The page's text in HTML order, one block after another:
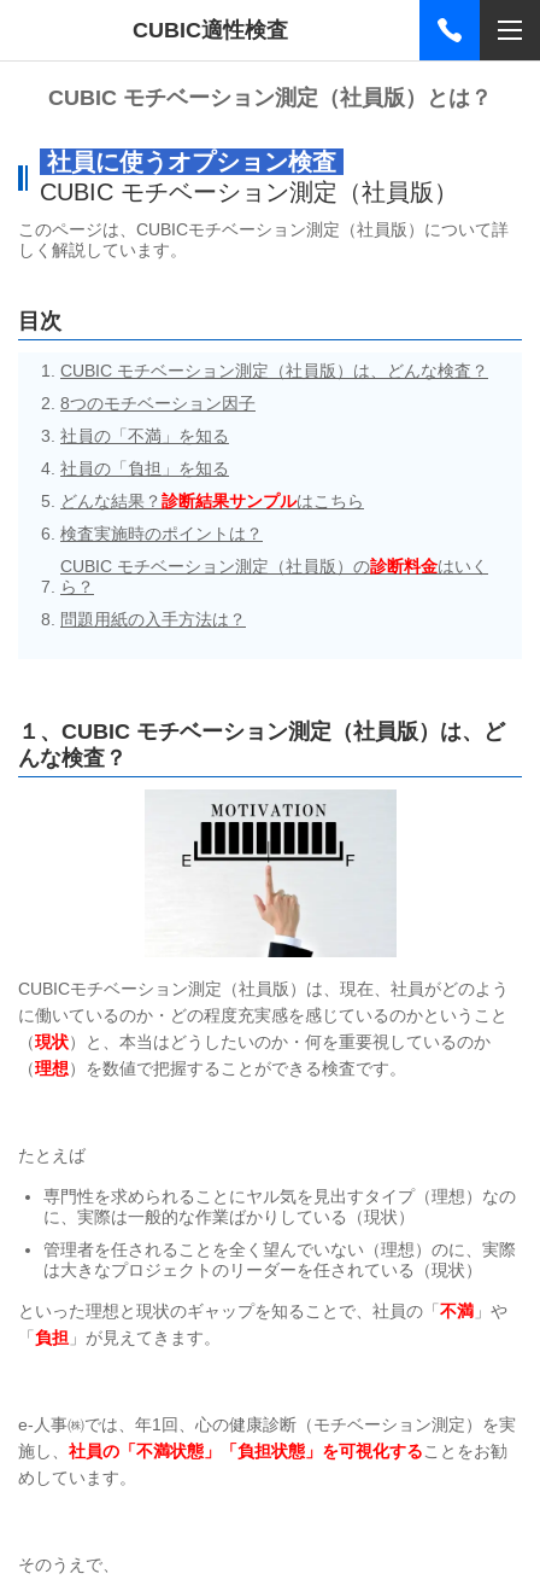
CUBIC適性検査
CUBIC モチベーション測定（社員版）とは？
社員に使うオプション検査
CUBIC モチベーション測定（社員版）
このページは、CUBICモチベーション測定（社員版）について詳
しく解説しています。
目次
CUBIC モチベーション測定（社員版）は、どんな検査？
8つのモチベーション因子
社員の「不満」を知る
社員の「負担」を知る
どんな結果？診断結果サンプルはこちら
検査実施時のポイントは？
CUBIC モチベーション測定（社員版）の診断料金はいく
ら？
問題用紙の入手方法は？
１、CUBIC モチベーション測定（社員版）は、ど
んな検査？
CUBICモチベーション測定（社員版）は、現在、社員がどのよう
に働いているのか・どの程度充実感を感じているのかということ
（現状）と、本当はどうしたいのか・何を重要視しているのか
（理想）を数値で把握することができる検査です。
たとえば
専門性を求められることにヤル気を見出すタイプ（理想）なの
に、実際は一般的な作業ばかりしている（現状）
管理者を任されることを全く望んでいない（理想）のに、実際
は大きなプロジェクトのリーダーを任されている（現状）
といった理想と現状のギャップを知ることで、社員の「 不満 」や
「 負担 」が見えてきます。
e-人事㈱では、年1回、心の健康診断（モチベーション測定）を実
施し、 社員の「不満状態」「負担状態」を可視化することをお勧
めしています。
そのうえで、